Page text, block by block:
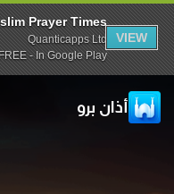
Prayer Times
Quanticapps Ltd
- In Google Play
VIEW
أذان برو